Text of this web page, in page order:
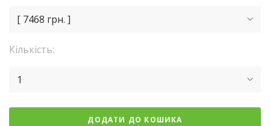
[ 7468 грн. ]
Кількість:
1
ДОДАТИ ДО КОШИКА